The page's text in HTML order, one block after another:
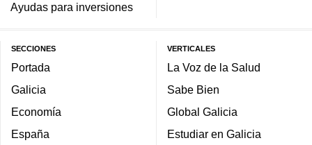
Ayudas para inversiones
SECCIONES
Portada
Galicia
Economía
España
VERTICALES
La Voz de la Salud
Sabe Bien
Global Galicia
Estudiar en Galicia